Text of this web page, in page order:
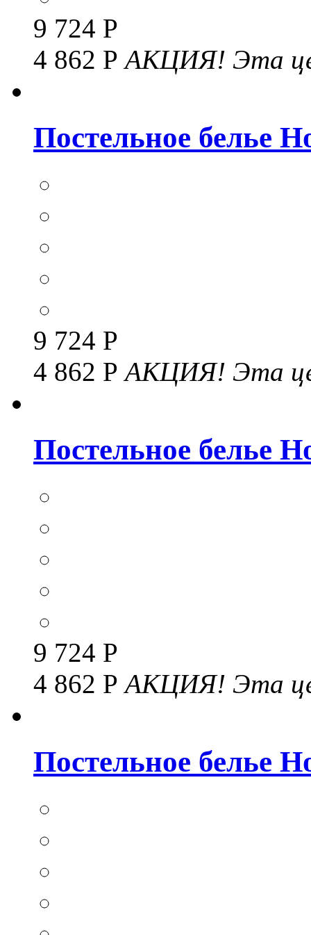
9 724 Р
4 862 РАКЦИЯ! Эта
Постельное белье
9 724 Р
4 862 РАКЦИЯ! Эта
Постельное белье
9 724 Р
4 862 РАКЦИЯ! Эта
Постельное белье